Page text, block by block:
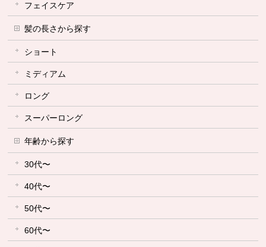
フェイスケア
髪の長さから探す
ショート
ミディアム
ロング
スーパーロング
年齢から探す
30代〜
40代〜
50代〜
60代〜